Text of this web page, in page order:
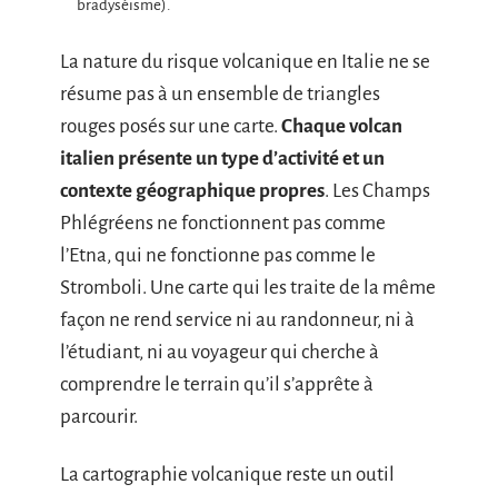
bradyséisme).
La nature du risque volcanique en Italie ne se
résume pas à un ensemble de triangles
rouges posés sur une carte. Chaque volcan
italien présente un type d’activité et un
contexte géographique propres. Les Champs
Phlégréens ne fonctionnent pas comme
l’Etna, qui ne fonctionne pas comme le
Stromboli. Une carte qui les traite de la même
façon ne rend service ni au randonneur, ni à
l’étudiant, ni au voyageur qui cherche à
comprendre le terrain qu’il s’apprête à
parcourir.
La cartographie volcanique reste un outil